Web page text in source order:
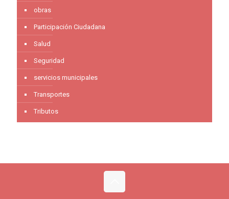
obras
Participación Ciudadana
Salud
Seguridad
servicios municipales
Transportes
Tributos